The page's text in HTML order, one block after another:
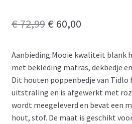
€72,99 Oorspronkelijke
was:
€ 72,99.
€ 60,00Huidige
is:
€ 60,00.
Aanbieding:Mooie kwaliteit blank
met bekleding matras, dekbedje
Dit houten poppenbedje van Tidlo
uitstraling en is afgewerkt met
wordt meegeleverd en bevat een
hout, stof. De maat is geschikt